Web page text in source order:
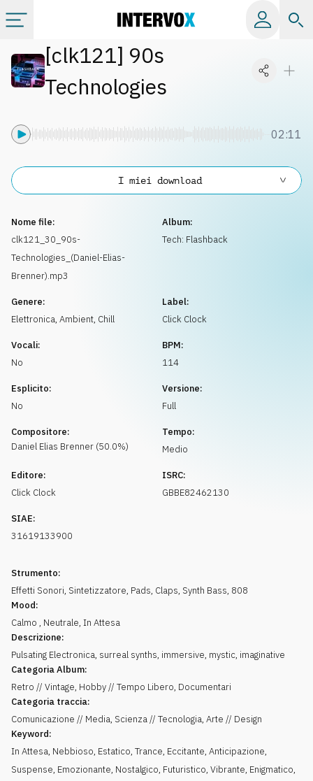
Categorie
Info
Richiedi musica
[clk121] 90s
Technologies
02:11
Nome file:
clk121_30_90s-
Technologies_(Daniel-Elias-
Brenner).mp3
Album:
Tech: Flashback
Genere:
Elettronica, Ambient, Chill
Label:
Click Clock
Vocali:
No
BPM:
114
Esplicito:
No
Versione:
Full
Compositore:
Daniel Elias Brenner (50.0%)
Tempo:
Medio
Editore:
Click Clock
ISRC:
GBBE82462130
SIAE:
31619133900
Strumento:
Effetti Sonori, Sintetizzatore, Pads, Claps, Synth Bass, 808
Mood:
Calmo , Neutrale, In Attesa
Descrizione:
Pulsating Electronica, surreal synths, immersive, mystic, imaginative
Categoria Album:
Retro // Vintage, Hobby // Tempo Libero, Documentari
Categoria traccia:
Comunicazione // Media, Scienza // Tecnologia, Arte // Design
Keyword:
In Attesa, Nebbioso, Estatico, Trance, Eccitante, Anticipazione,
Suspense, Emozionante, Nostalgico, Futuristico, Vibrante, Enigmatico,
I miei download